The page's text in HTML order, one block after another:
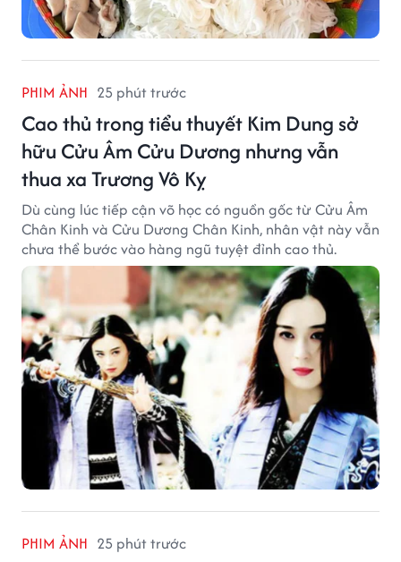
PHIM ẢNH 25 phút trước
Cao thủ trong tiểu thuyết Kim Dung sở
hữu Cửu Âm Cửu Dương nhưng vẫn
thua xa Trương Vô Kỵ
Dù cùng lúc tiếp cận võ học có nguồn gốc từ Cửu Âm
Chân Kinh và Cửu Dương Chân Kinh, nhân vật này vẫn
chưa thể bước vào hàng ngũ tuyệt đỉnh cao thủ.
PHIM ẢNH 25 phút trước